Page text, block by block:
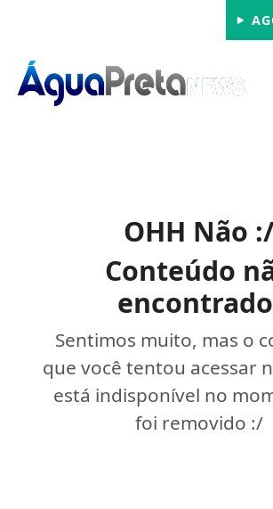
OHH Não
Conteúdo
Sentimos muito, mas o
que você tentou acessar
está indisponível no
foi removido :/